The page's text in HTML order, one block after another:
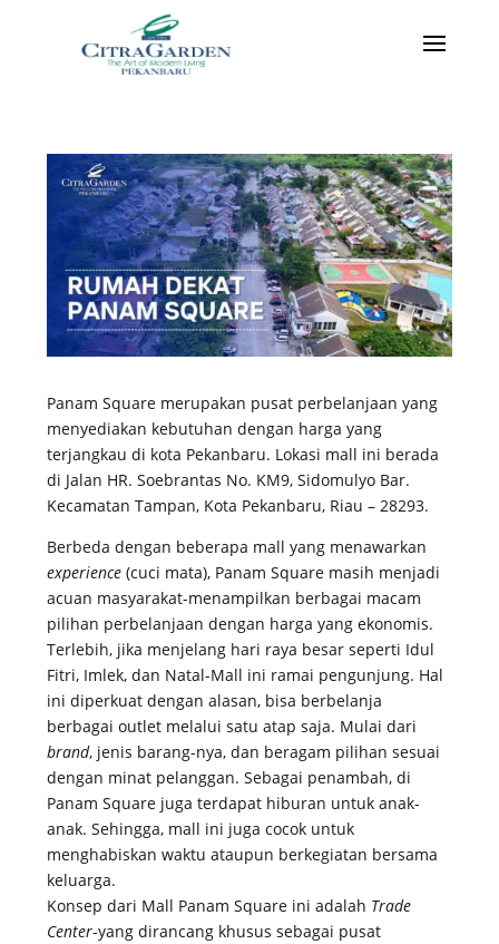
Panam Square merupakan pusat perbelanjaan yang
menyediakan kebutuhan dengan harga yang
terjangkau di kota Pekanbaru. Lokasi mall ini berada
di Jalan HR. Soebrantas No. KM9, Sidomulyo Bar.
Kecamatan Tampan, Kota Pekanbaru, Riau – 28293.
Berbeda dengan beberapa mall yang menawarkan
experience(cuci mata), Panam Square masih menjadi
acuan masyarakat-menampilkan berbagai macam
pilihan perbelanjaan dengan harga yang ekonomis.
Terlebih, jika menjelang hari raya besar seperti Idul
Fitri, Imlek, dan Natal-Mall ini ramai pengunjung. Hal
ini diperkuat dengan alasan, bisa berbelanja
berbagai outlet melalui satu atap saja. Mulai dari
brand, jenis barang-nya, dan beragam pilihan sesuai
dengan minat pelanggan. Sebagai penambah, di
Panam Square juga terdapat hiburan untuk anak-
anak. Sehingga, mall ini juga cocok untuk
menghabiskan waktu ataupun berkegiatan bersama
keluarga.
Konsep dari Mall Panam Square ini adalah Trade
Center-yang dirancang khusus sebagai pusat